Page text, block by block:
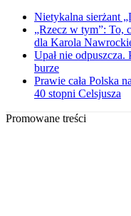
Nietykalna sierżant
„Rzecz w tym”: To,
dla Karola
Upał nie odpuszcza.
burze
Prawie cała Polska
40 stopni Celsjusza
Promowane treści